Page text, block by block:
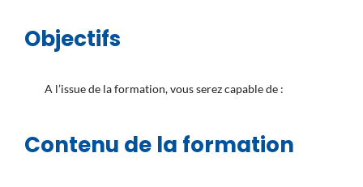
Objectifs
A l’issue de la formation, vous serez capable de :
Contenu de la formation